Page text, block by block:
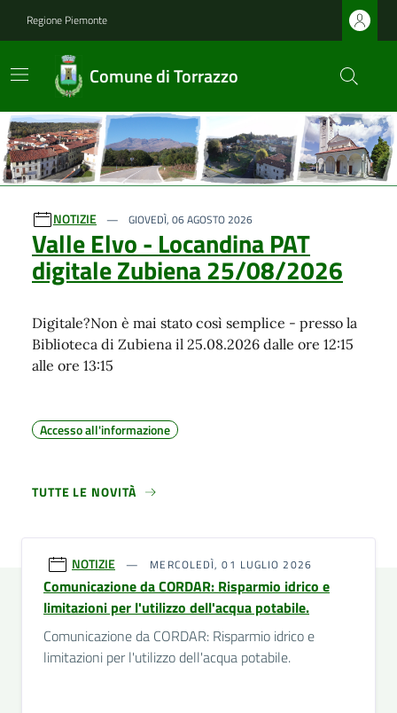
Regione Piemonte
Comune di Torrazzo
Ultime notizie
NOTIZIE GIOVEDÌ, 06 AGOSTO 2026
Valle Elvo - Locandina PAT
digitale Zubiena 25/08/2026
Digitale?Non è mai stato così semplice - presso la
Biblioteca di Zubiena il 25.08.2026 dalle ore 12:15
alle ore 13:15
Accesso all'informazione
TUTTE LE NOVITÀ
NOTIZIE MERCOLEDÌ, 01 LUGLIO 2026
Comunicazione da CORDAR: Risparmio idrico e
limitazioni per l'utilizzo dell'acqua potabile.
Comunicazione da CORDAR: Risparmio idrico e
limitazioni per l'utilizzo dell'acqua potabile.